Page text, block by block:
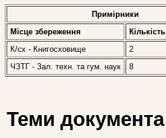
Примірники
Місце збереження
Кількість
К/сх - Книгосховище
2
ЧЗТГ - Зал. техн. та гум. наук
8
Теми документа